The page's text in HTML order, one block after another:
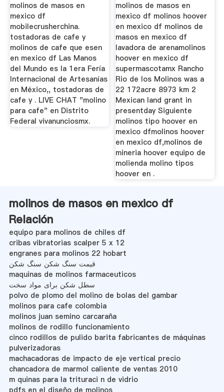
molinos de masos en
mexico df
mobilecrusherchina.
tostadoras de cafe y
molinos de cafe que esen
en mexico df Las Manos
del Mundo es la 1era Fería
Internacional de Artesanías
en México,, tostadoras de
cafe y . LIVE CHAT "molino
para cafe" en Distrito
Federal vivanunciosmx.
molinos de masos en
mexico df molinos hoover
en mexico df molinos de
masos en mexico df
lavadora de arenamolinos
hoover en mexico df
supermascotamx Rancho
Rio de los Molinos was a
22 172acre 8973 km 2
Mexican land grant in
presentday Siguiente
molinos tipo hoover en
mexico dfmolinos hoover
en mexico df,molinos de
mineria hoover equipo de
molienda molino tipos
hoover en .
molinos de masos en mexico df
Relación
equipo para molinos de chiles df
cribas vibratorias scalper 5 x 12
engranes para molinos 22 hobart
قیمت سنگ شکن سنگ شکن
maquinas de molinos farmaceuticos
سطل شکن برای مواد سخت
polvo de plomo del molino de bolas del gambar
molinos para cafe colombia
molinos juan semino carcaraña
molinos de rodillo funcionamiento
cinco rodillos de pulido barita fabricantes de máquinas
pulverizadoras
machacadoras de impacto de eje vertical precio
chancadora de marmol caliente de ventas 2010
m quinas para la trituraci n de vidrio
pdfs en el diseño de molinos